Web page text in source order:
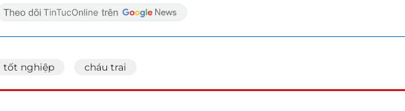
tốt nghiệp cháu trai